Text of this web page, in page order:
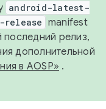
android-latest-
manifest
последний релиз,
дополнительной
в AOSP» .